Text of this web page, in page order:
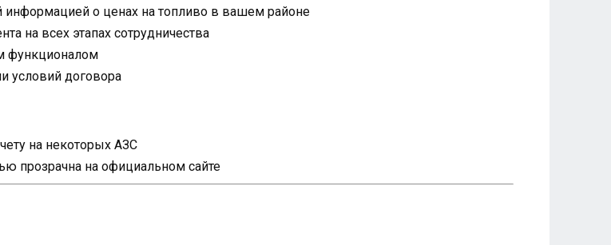
информацией о ценах на топливо в вашем районе
на всех этапах сотрудничества
функционалом
условий договора
на некоторых АЗС
прозрачна на официальном сайте